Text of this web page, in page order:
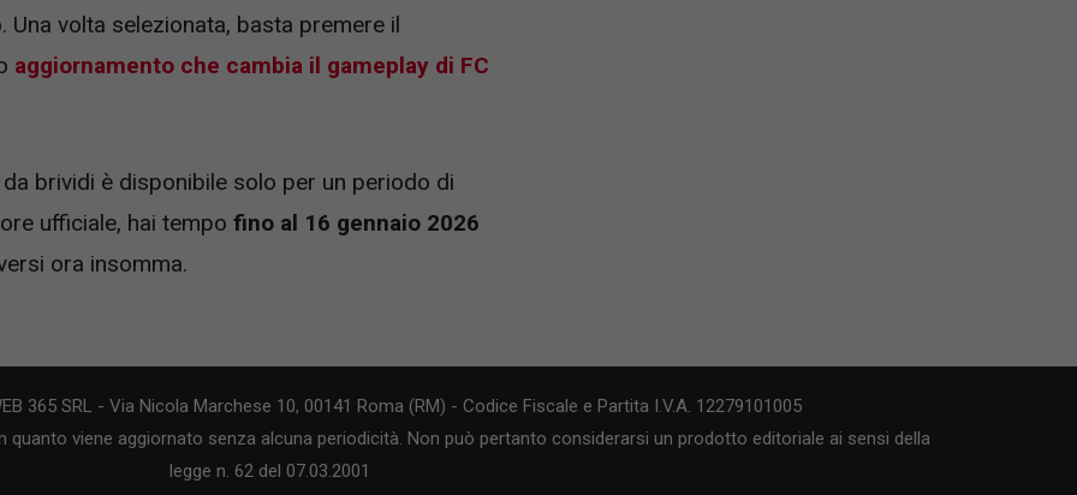
volta selezionata, basta premere il
aggiornamento che cambia il gameplay di FC
brividi è disponibile solo per un periodo di
ufficiale, hai tempo fino al 16 gennaio 2026
ora insomma.
365 SRL - Via Nicola Marchese 10, 00141 Roma (RM) - Codice Fiscale e Partita I.V.A. 12279101005
viene aggiornato senza alcuna periodicità. Non può pertanto considerarsi un prodotto editoriale ai sensi della
legge n. 62 del 07.03.2001